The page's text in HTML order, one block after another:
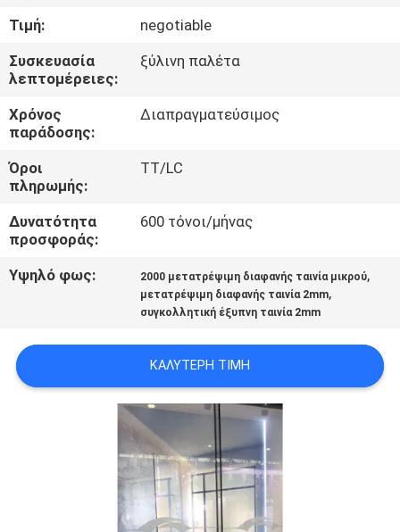
ΕΠΙΣΚΈΨΕΙΣ
ΣΤΟ
ΕΡΓΟΣΤΆΣΙΟ
ΈΛΕΓΧΟΣ
ΠΟΙΌΤΗΤΑΣ
ΕΠΙΚΟΙΝΩΝΉΣΤΕ
ΜΑΖΊ
ΕΙΔΉΣΕΙΣ
ΥΠΟΘΈΣΕΙΣ
Τιμή:
negotiable
Συσκευασία
λεπτομέρειες:
ξύλινη παλέτα
Χρόνος
παράδοσης:
Διαπραγματεύσιμος
Όροι
πληρωμής:
TT/LC
Δυνατότητα
προσφοράς:
600 τόνοι/μήνας
Υψηλό φως: 2000 μετατρέψιμη διαφανής ταινία μικρού,
μετατρέψιμη διαφανής ταινία 2mm,
συγκολλητική έξυπνη ταινία 2mm
ΚΑΛΎΤΕΡΗ ΤΙΜΉ